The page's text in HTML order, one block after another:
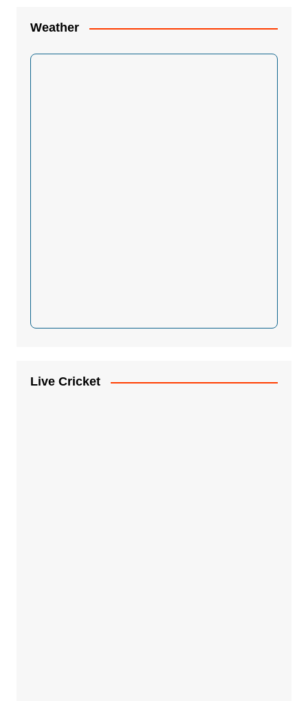
Weather
Live Cricket